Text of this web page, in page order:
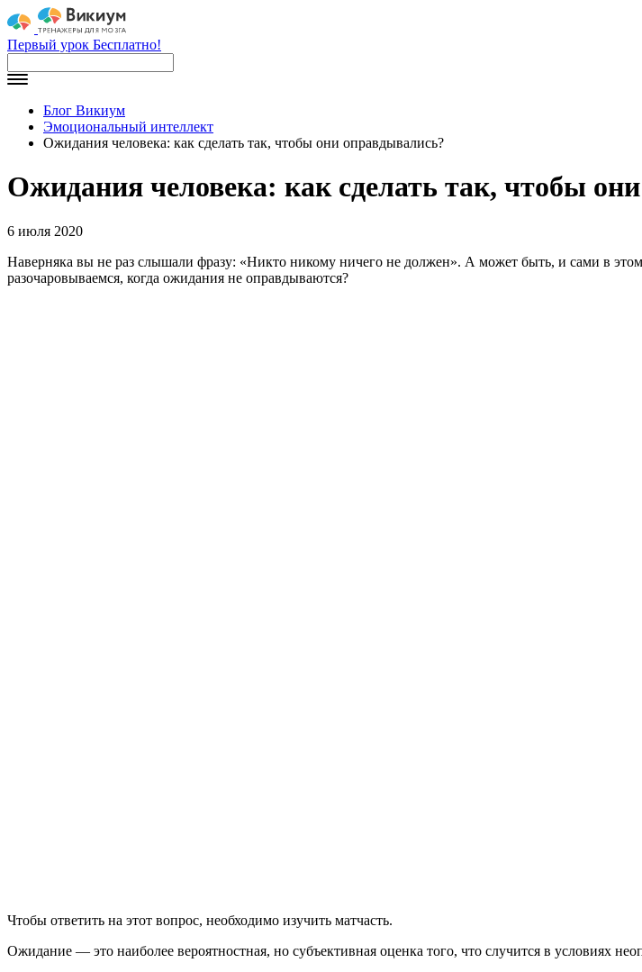
Первый урок Бесплатно!
Блог Викиум
Эмоциональный интеллект
Ожидания человека: как сделать так, чтобы они оправдывались?
Ожидания человека: как сделать так, чтобы
6 июля 2020
Наверняка вы не раз слышали фразу: «Никто никому ничего не должен». А может быть, и сами в
разочаровываемся, когда ожидания не оправдываются?
Чтобы ответить на этот вопрос, необходимо изучить матчасть.
Ожидание — это наиболее вероятностная, но субъективная оценка того, что случится в условиях